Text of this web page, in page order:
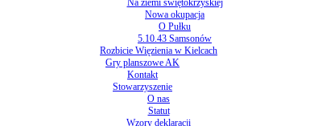
Na ziemi świętokrzyskiej
Nowa okupacja
O Pułku
5.10.43 Samsonów
Rozbicie Więzienia w Kielcach
Gry planszowe AK
Kontakt
Stowarzyszenie
O nas
Statut
Wzory deklaracji